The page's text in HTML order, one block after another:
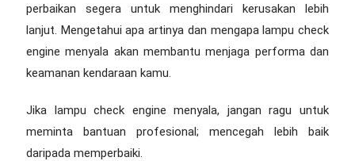
perbaikan segera untuk menghindari kerusakan lebih
lanjut. Mengetahui apa artinya dan mengapa lampu check
engine menyala akan membantu menjaga performa dan
keamanan kendaraan kamu.
Jika lampu check engine menyala, jangan ragu untuk
meminta bantuan profesional; mencegah lebih baik
daripada memperbaiki.